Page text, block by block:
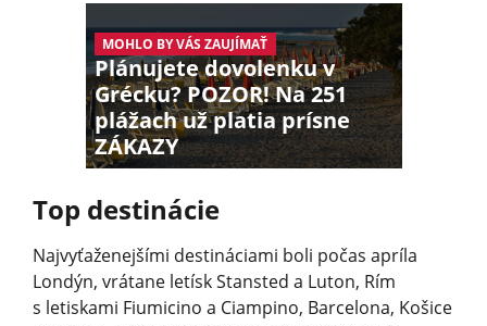
MOHLO BY VÁS ZAUJÍMAŤ
Plánujete dovolenku v
Grécku? POZOR! Na 251
plážach už platia prísne
ZÁKAZY
Top destinácie
Najvyťaženejšími destináciami boli počas apríla
Londýn, vrátane letísk Stansted a Luton, Rím
s letiskami Fiumicino a Ciampino, Barcelona, Košice